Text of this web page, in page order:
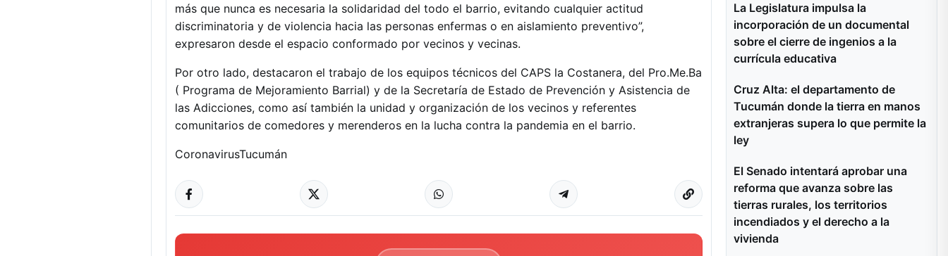
más que nunca es necesaria la solidaridad del todo el barrio, evitando cualquier actitud
discriminatoria y de violencia hacia las personas enfermas o en aislamiento preventivo”,
expresaron desde el espacio conformado por vecinos y vecinas.
Por otro lado, destacaron el trabajo de los equipos técnicos del CAPS la Costanera, del Pro.Me.Ba
( Programa de Mejoramiento Barrial) y de la Secretaría de Estado de Prevención y Asistencia de
las Adicciones, como así también la unidad y organización de los vecinos y referentes
comunitarios de comedores y merenderos en la lucha contra la pandemia en el barrio.
CoronavirusTucumán
La Legislatura impulsa la
incorporación de un documental
sobre el cierre de ingenios a la
currícula educativa
Cruz Alta: el departamento de
Tucumán donde la tierra en manos
extranjeras supera lo que permite la
ley
El Senado intentará aprobar una
reforma que avanza sobre las
tierras rurales, los territorios
incendiados y el derecho a la
vivienda